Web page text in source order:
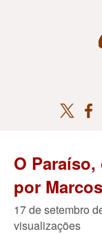
O
por
17 de setembro
visualizações